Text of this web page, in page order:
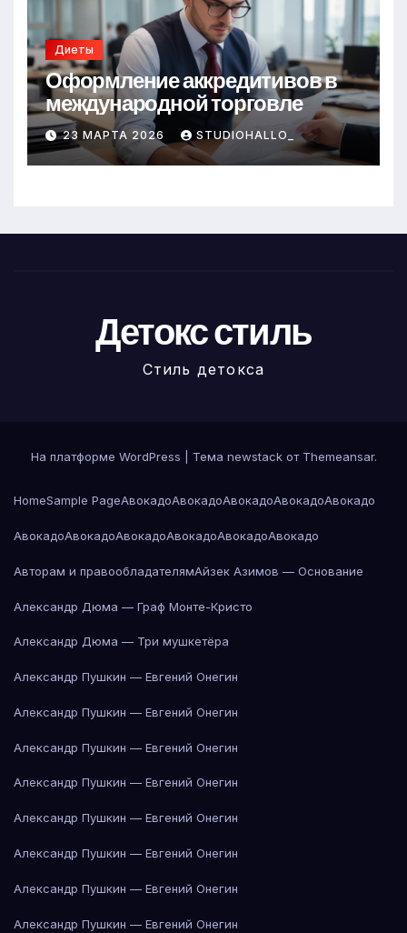
Диеты
Оформление аккредитивов в
международной торговле
23 МАРТА 2026 STUDIOHALLO_
Детокс стиль
Стиль детокса
На платформе WordPress Тема newstack от Themeansar.
HomeSample PageАвокадоАвокадоАвокадоАвокадоАвокадо
АвокадоАвокадоАвокадоАвокадоАвокадоАвокадо
Авторам и правообладателямАйзек Азимов — Основание
Александр Дюма — Граф Монте-Кристо
Александр Дюма — Три мушкетёра
Александр Пушкин — Евгений Онегин
Александр Пушкин — Евгений Онегин
Александр Пушкин — Евгений Онегин
Александр Пушкин — Евгений Онегин
Александр Пушкин — Евгений Онегин
Александр Пушкин — Евгений Онегин
Александр Пушкин — Евгений Онегин
Александр Пушкин — Евгений Онегин